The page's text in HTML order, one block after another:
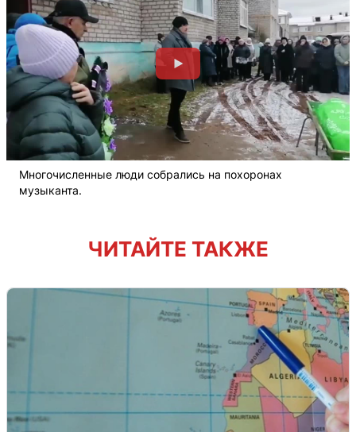
Многочисленные люди собрались на похоронах
музыканта.
ЧИТАЙТЕ ТАКЖЕ